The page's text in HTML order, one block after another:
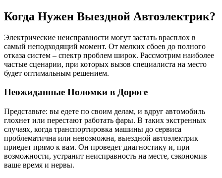
Когда Нужен Выездной Автоэлектрик?
Электрические неисправности могут застать врасплох в
самый неподходящий момент. От мелких сбоев до полного
отказа систем – спектр проблем широк. Рассмотрим наиболее
частые сценарии, при которых вызов специалиста на место
будет оптимальным решением.
Неожиданные Поломки в Дороге
Представьте: вы едете по своим делам, и вдруг автомобиль
глохнет или перестают работать фары. В таких экстренных
случаях, когда транспортировка машины до сервиса
проблематична или невозможна, выездной автоэлектрик
приедет прямо к вам. Он проведет диагностику и, при
возможности, устранит неисправность на месте, сэкономив
ваше время и нервы.